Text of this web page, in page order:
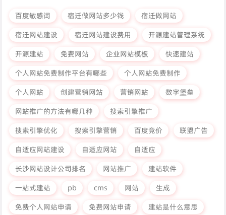
百度敏感词 宿迁做网站多少钱
宿迁做网站
宿迁网站建设
宿迁网站建设费用
开源建站管理系统
开源建站
免费网站 企业网站模板
快速建站
个人网站免费制作平台有哪些
个人网站免费制作
个人网站
创建营销网站 营销网站
数字堡垒
网站推广的方法有哪几种
搜索引擎推广
搜索引擎优化
搜索引擎营销 百度竞价
联盟广告
自适应网站建设
自适应网站
自适应
长沙网站设计公司排名
网站推广
建站软件
一站式建站
pb cms 网站
生成
免费个人网站申请
免费网站申请
建站是什么意思